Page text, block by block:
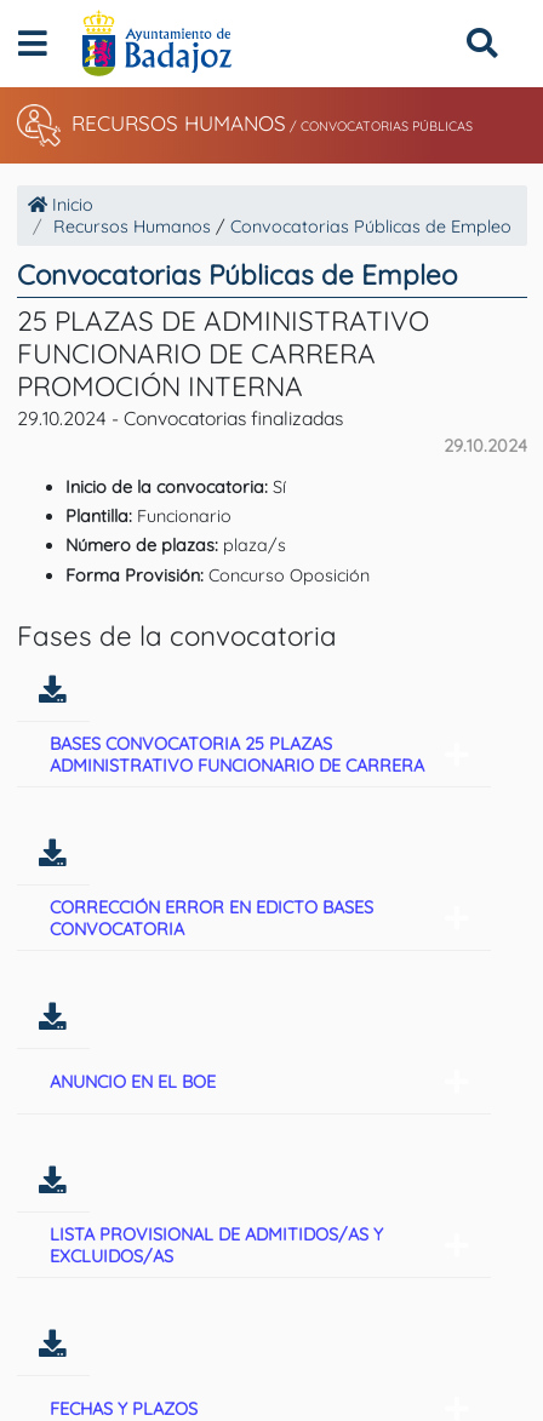
RECURSOS HUMANOS / CONVOCATORIAS PÚBLICAS
Inicio
Recursos Humanos / Convocatorias Públicas de Empleo
Convocatorias Públicas de Empleo
25 PLAZAS DE ADMINISTRATIVO
FUNCIONARIO DE CARRERA
PROMOCIÓN INTERNA
29.10.2024 - Convocatorias finalizadas
29.10.2024
Inicio de la convocatoria:Sí
Plantilla: Funcionario
Número de plazas:plaza/s
Forma Provisión:Concurso Oposición
Fases de la convocatoria
BASES CONVOCATORIA 25 PLAZAS
ADMINISTRATIVO FUNCIONARIO DE CARRERA
CORRECCIÓN ERROR EN EDICTO BASES
CONVOCATORIA
ANUNCIO EN EL BOE
LISTA PROVISIONAL DE ADMITIDOS/AS Y
EXCLUIDOS/AS
FECHAS Y PLAZOS